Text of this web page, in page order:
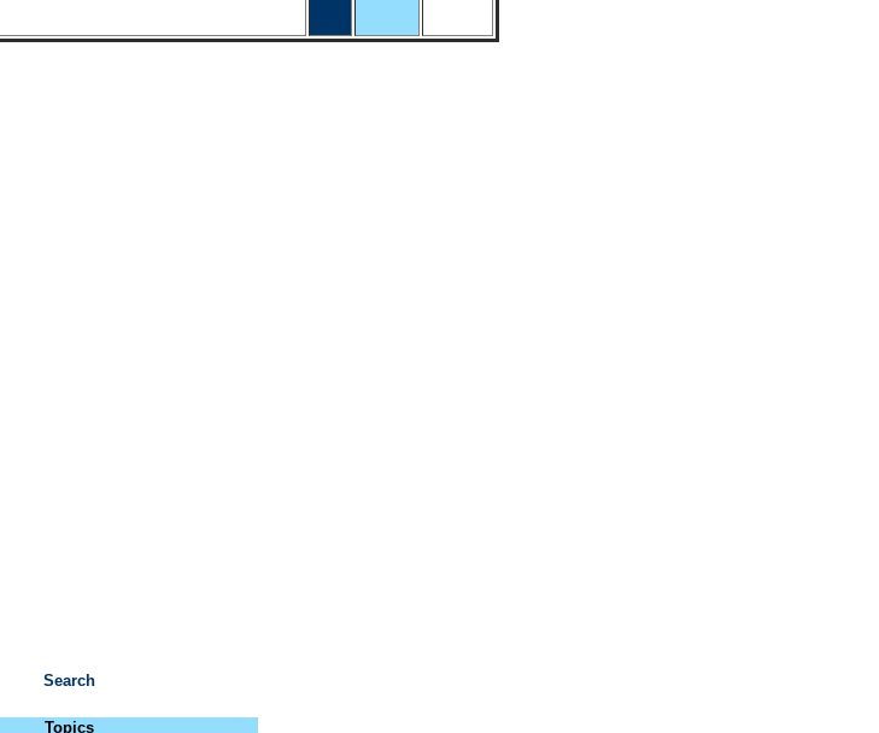
Search
Topics